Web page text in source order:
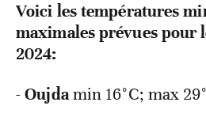
Voici les températures
maximales prévues pour
2024:
-Oujdamin 16°C; max